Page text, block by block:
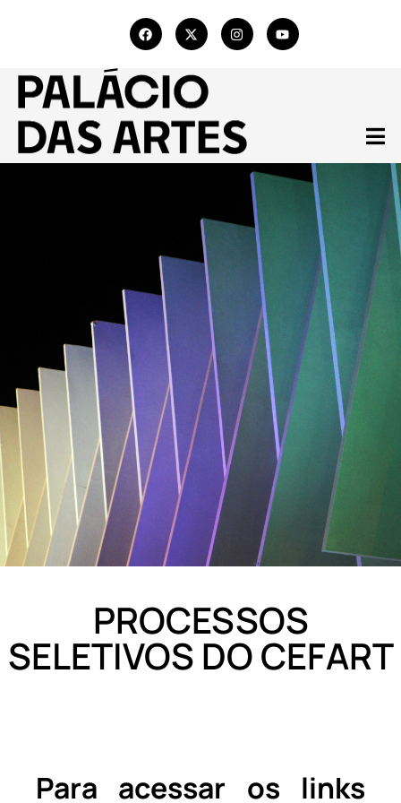
PROCESSOS
SELETIVOS DO CEFART
Para acessar os links